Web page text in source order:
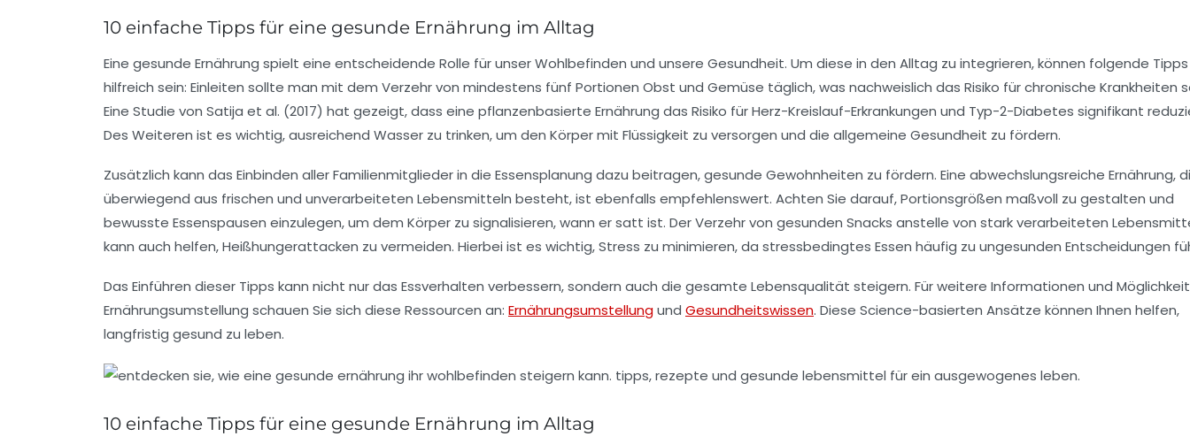
10 einfache Tipps für eine gesunde Ernährung im Alltag
Eine gesunde Ernährung spielt eine entscheidende Rolle für unser Wohlbefinden und unsere Gesundheit. Um diese in den Alltag zu integrieren, können folgende Tipps
hilfreich sein: Einleiten sollte man mit dem Verzehr von mindestens fünf Portionen Obst und Gemüse täglich, was nachweislich das Risiko für chronische Krankheiten
Eine Studie von Satija et al. (2017) hat gezeigt, dass eine pflanzenbasierte Ernährung das Risiko für Herz-Kreislauf-Erkrankungen und Typ-2-Diabetes signifikant
Des Weiteren ist es wichtig, ausreichend Wasser zu trinken, um den Körper mit Flüssigkeit zu versorgen und die allgemeine Gesundheit zu fördern.
Zusätzlich kann das Einbinden aller Familienmitgliederin die Essensplanung dazu beitragen, gesunde Gewohnheiten zu fördern. Eine abwechslungsreiche Ernährung,
überwiegend aus frischen und unverarbeiteten Lebensmitteln besteht, ist ebenfalls empfehlenswert. Achten Sie darauf,Portionsgrößen maßvoll zu gestalten und
bewusste Essenspausen einzulegen, um dem Körper zu signalisieren, wann er satt ist. Der Verzehr von gesunden Snacks anstelle von stark verarbeiteten
kann auch helfen, Heißhungerattacken zu vermeiden. Hierbei ist es wichtig,Stress zu minimieren, da stressbedingtes Essen häufig zu ungesunden Entscheidungen
Das Einführen dieser Tipps kann nicht nur das Essverhalten verbessern, sondern auch die gesamte Lebensqualität steigern. Für weitere Informationen und
Ernährungsumstellung schauen Sie sich diese Ressourcen an: Ernährungsumstellungund Gesundheitswissen. Diese Science-basierten Ansätze können Ihnen helfen,
langfristig gesund zu leben.
10 einfache Tipps für eine gesunde Ernährung im Alltag